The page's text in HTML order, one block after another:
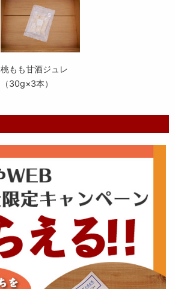
桃もも甘酒ジュレ
（30g×3本）